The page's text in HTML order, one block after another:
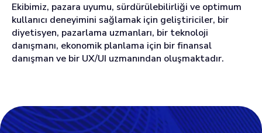
Ekibimiz, pazara uyumu, sürdürülebilirliği ve optimum
kullanıcı deneyimini sağlamak için geliştiriciler, bir
diyetisyen, pazarlama uzmanları, bir teknoloji
danışmanı, ekonomik planlama için bir finansal
danışman ve bir UX/UI uzmanından oluşmaktadır.